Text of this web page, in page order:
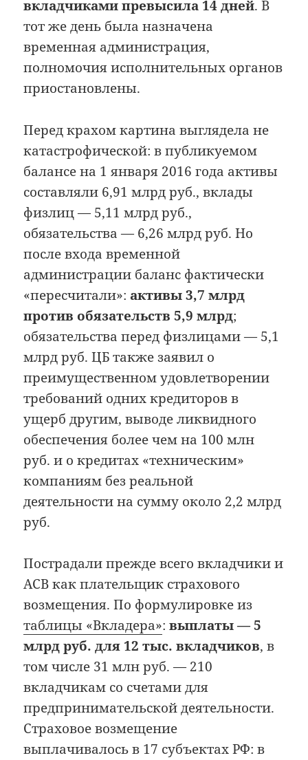
вкладчиками превысила 14 дней. В
тот же день была назначена
временная администрация,
полномочия исполнительных органов
приостановлены.
Перед крахом картина выглядела не
катастрофической: в публикуемом
балансе на 1 января 2016 года активы
составляли 6,91 млрд руб., вклады
физлиц — 5,11 млрд руб.,
обязательства — 6,26 млрд руб. Но
после входа временной
администрации баланс фактически
«пересчитали»: активы 3,7 млрд
против обязательств 5,9 млрд;
обязательства перед физлицами — 5,1
млрд руб. ЦБ также заявил о
преимущественном удовлетворении
требований одних кредиторов в
ущерб другим, выводе ликвидного
обеспечения более чем на 100 млн
руб. и о кредитах «техническим»
компаниям без реальной
деятельности на сумму около 2,2 млрд
руб.
Пострадали прежде всего вкладчики и
АСВ как плательщик страхового
возмещения. По формулировке из
таблицы «Вкладера»:выплаты — 5
млрд руб. для 12 тыс. вкладчиков, в
том числе 31 млн руб. — 210
вкладчикам со счетами для
предпринимательской деятельности.
Страховое возмещение
выплачивалось в 17 субъектах РФ: в